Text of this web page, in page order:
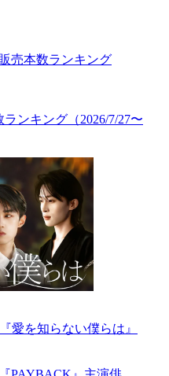
ランキング（2026/7/27〜
愛を知らない僕らは』